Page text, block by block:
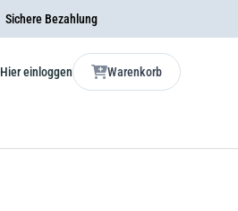
Sichere Bezahlung
Hier einloggen Warenkorb